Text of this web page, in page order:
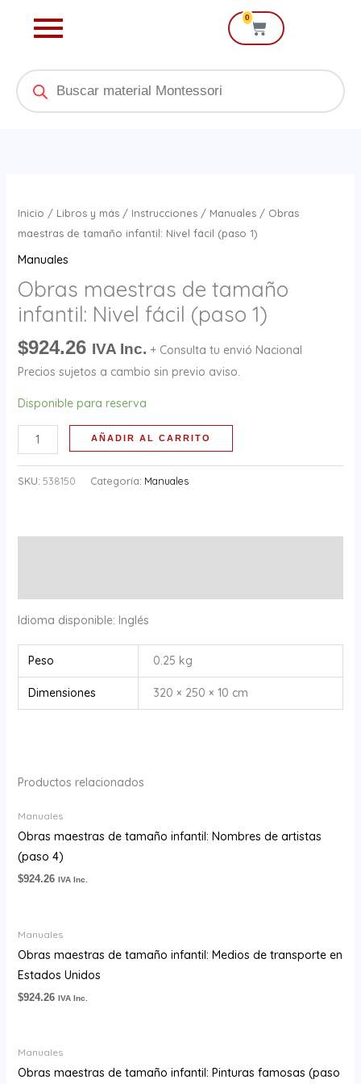
0
Cart
Products
search
Inicio / Libros y más/ Instrucciones/ Manuales/ Obras
maestras de tamaño infantil: Nivel fácil (paso 1)
Manuales
Obras maestras de tamaño
infantil: Nivel fácil (paso 1)
$924.26 IVA Inc. + Consulta tu envió Nacional
Precios sujetos a cambio sin previo aviso.
Disponible para reserva
maestras
de
Nivel
fácil
1)
cantidad
AÑADIR AL CARRITO
SKU: 538150 Categoría: Manuales
Idioma disponible: Inglés
Peso 0.25 kg
Dimensiones 320 × 250 × 10 cm
Productos relacionados
Manuales
Obras maestras de tamaño infantil: Nombres de artistas
(paso 4)
$924.26 IVA Inc.
Manuales
Obras maestras de tamaño infantil: Medios de transporte en
Estados Unidos
$924.26 IVA Inc.
Manuales
Obras maestras de tamaño infantil: Pinturas famosas (paso